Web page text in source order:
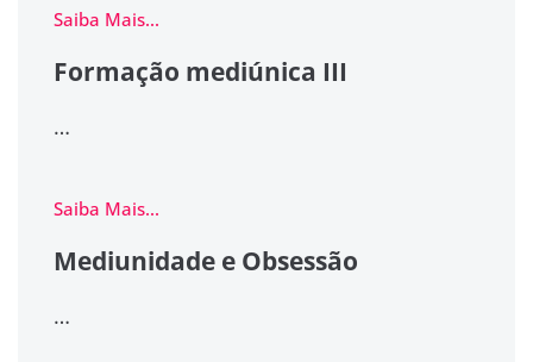
Saiba Mais...
Formação mediúnica III
…
Saiba Mais...
Mediunidade e Obsessão
…